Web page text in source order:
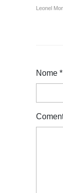
Leonel
Nome *